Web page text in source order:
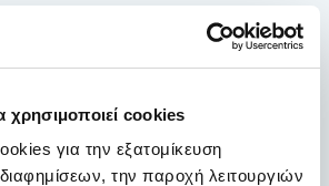
χρησιμοποιεί cookies
για την εξατομίκευση
την παροχή λειτουργιών